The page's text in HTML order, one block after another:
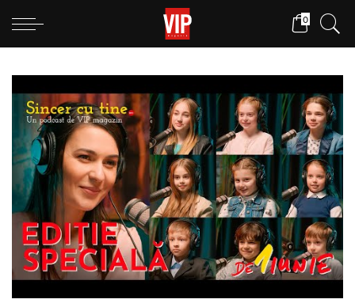
0